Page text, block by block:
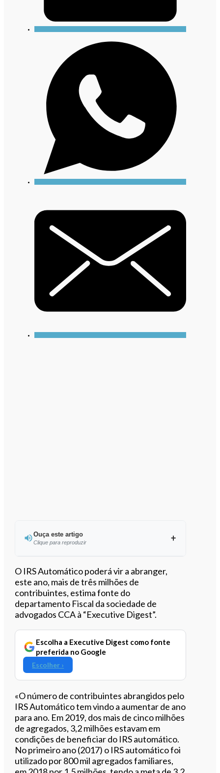
Ouça este artigo
Clique para reproduzir
Ouvir este artigo
O IRS Automático poderá vir a abranger,
este ano, mais de três milhões de
contribuintes, estima fonte do
departamento Fiscal da sociedade de
advogados CCA à “Executive Digest”.
Escolha a Executive Digest como fonte
preferida no Google
Escolher ›
«O número de contribuintes abrangidos pelo
IRS Automático tem vindo a aumentar de ano
para ano. Em 2019, dos mais de cinco milhões
de agregados, 3,2 milhões estavam em
condições de beneficiar do IRS automático.
No primeiro ano (2017) o IRS automático foi
utilizado por 800 mil agregados familiares,